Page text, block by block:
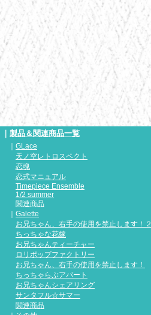
製品＆関連商品一覧
GLace
天ノ空レトロスペクト
恋魂
恋式マニュアル
Timepiece Ensemble
1/2 summer
関連商品
Galette
お兄ちゃん、右手の使用を禁止します！２
ちっちゃな花嫁
お兄ちゃんティーチャー
ロリポップファクトリー
お兄ちゃん、右手の使用を禁止します！
ちっちゃらぶアパート
お兄ちゃんシェアリング
サンタフル☆サマー
関連商品